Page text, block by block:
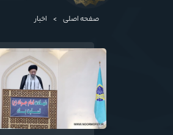
صفحه اصلی > اخبار